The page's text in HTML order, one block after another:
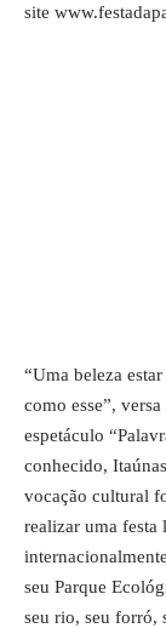
site
“Uma beleza
como esse”,
espetáculo
conhecido,
vocação cultural
realizar uma festa
seu Parque
seu rio, seu forró,